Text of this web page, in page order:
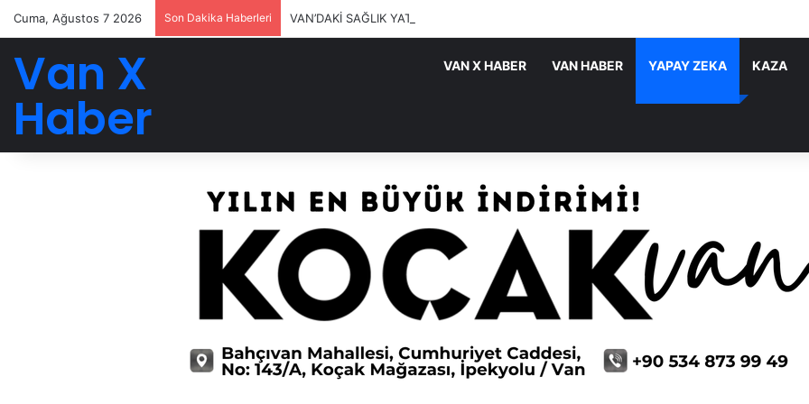
Cuma, Ağustos 7 2026 Son Dakika Haberleri VAN’DAKİ SAĞLIK YATIRIMLARI SÜRÜYOR
Van X
Haber
VAN X HABER VAN HABER YAPAY ZEKA KAZA